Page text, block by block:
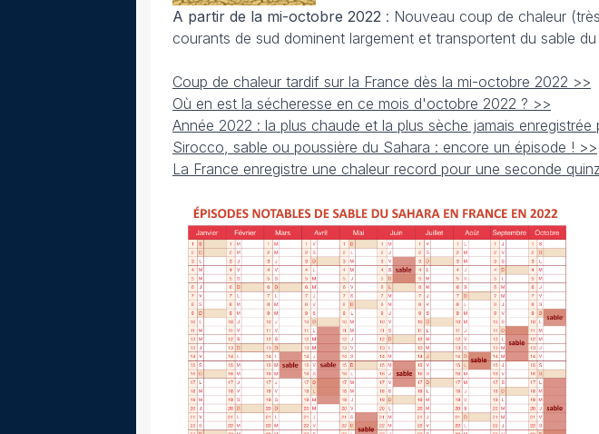
A partir de la mi-octobre 2022 : Nouveau coup de chaleur
courants de sud dominent largement et transportent du sable du
Coup de chaleur tardif sur la France dès la mi-octobre 2022 >>
Où en est la sécheresse en ce mois d'octobre 2022 ? >>
Année 2022 : la plus chaude et la plus sèche jamais
Sirocco, sable ou poussière du Sahara : encore un épisode ! >>
La France enregistre une chaleur record pour une seconde